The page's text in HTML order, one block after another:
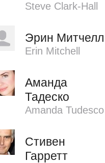
Steve Clark-Hall
Эрин Митчелл
Erin Mitchell
Аманда
Тадеско
Amanda Tudesco
Стивен
Гарретт